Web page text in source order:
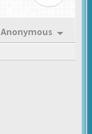
Anonymous